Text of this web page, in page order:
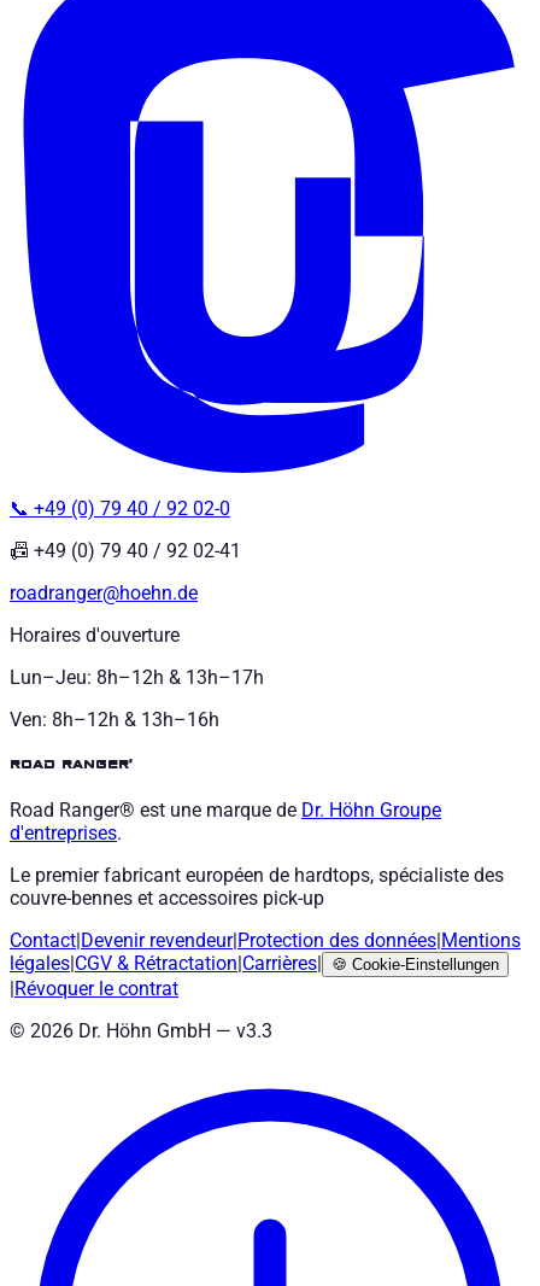
📞 +49 (0) 79 40 / 92 02-0
📠 +49 (0) 79 40 / 92 02-41
roadranger@hoehn.de
Horaires d'ouverture
Lun–Jeu: 8h–12h & 13h–17h
Ven: 8h–12h & 13h–16h
road ranger®
Road Ranger® est une marque de Dr. Höhn Groupe
d'entreprises.
Le premier fabricant européen de hardtops, spécialiste des
couvre-bennes et accessoires pick-up
Contact|Devenir revendeur|Protection des données|Mentions
légales|CGV & Rétractation|Carrières| 🍪 Cookie-Einstellungen
|Révoquer le contrat
© 2026 Dr. Höhn GmbH — v3.3